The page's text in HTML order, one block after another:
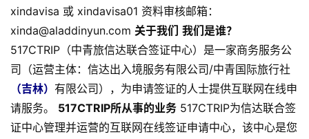
xindavisa 或 xindavisa01 资料审核邮箱：
xinda@aladdinyun.com 关于我们 我们是谁？
517CTRIP（中青旅信达联合签证中心）是一家商务服务公
司（运营主体：信达出入境服务有限公司/中青国际旅行社
（吉林） 有限公司），为申请签证的人士提供互联网在线申
请服务。 517CTRIP所从事的业务 517CTRIP为信达联合签
证中心管理并运营的互联网在线签证申请中心，该中心是您